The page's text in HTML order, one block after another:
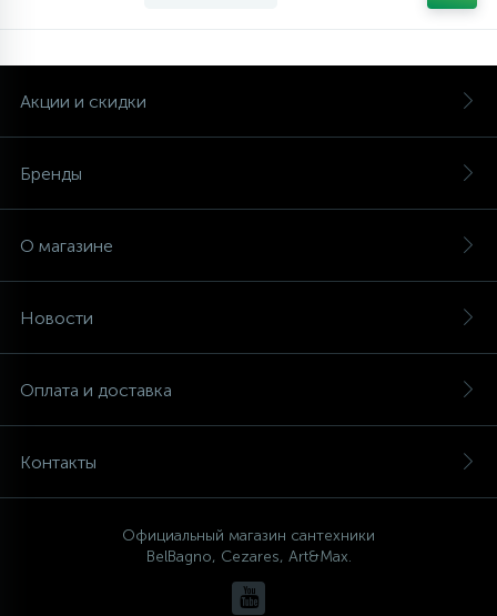
Акции и скидки
Бренды
О магазине
Новости
Оплата и доставка
Контакты
Официальный магазин сантехники
BelBagno, Cezares, Art&Max.